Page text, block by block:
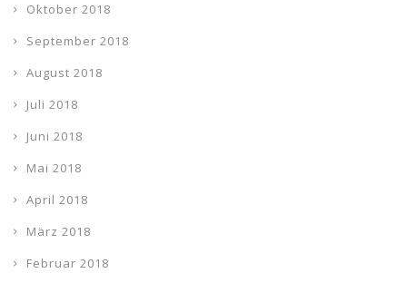
Oktober 2018
September 2018
August 2018
Juli 2018
Juni 2018
Mai 2018
April 2018
März 2018
Februar 2018